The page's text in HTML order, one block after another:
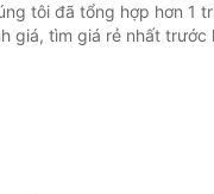
tôi đã tổng hợp hơn 1
giá, tìm giá rẻ nhất trước